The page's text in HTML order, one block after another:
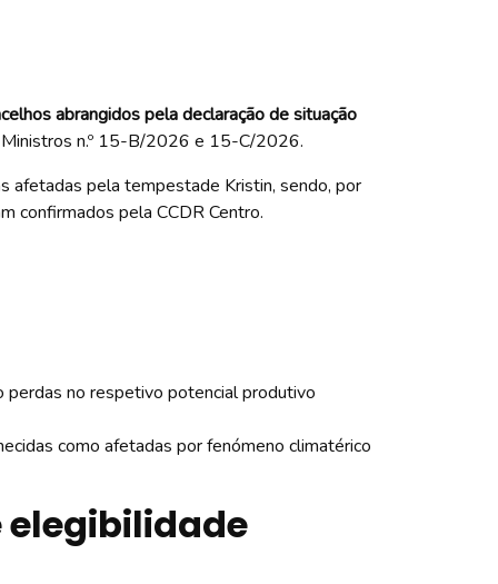
abrangidos pela declaração de situação
n.º 15-B/2026 e 15-C/2026.
afetadas pela tempestade Kristin, sendo, por
confirmados pela CCDR Centro.
no respetivo potencial produtivo
como afetadas por fenómeno climatérico
elegibilidade